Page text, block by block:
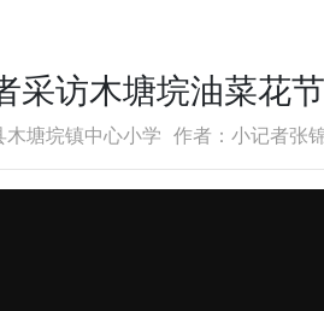
采访木塘垸油菜花节
塘垸镇中心小学 作者：小记者张